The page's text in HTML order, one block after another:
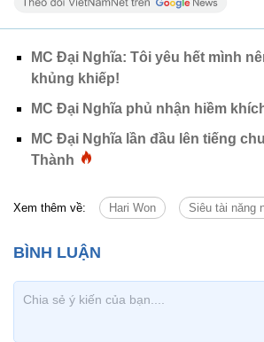
MC Đại Nghĩa: Tôi yêu hết mình
khủng khiếp!
MC Đại Nghĩa phủ nhận hiềm
MC Đại Nghĩa lần đầu lên tiếng
Thành
Xem thêm về: Hari Won Siêu tài năng